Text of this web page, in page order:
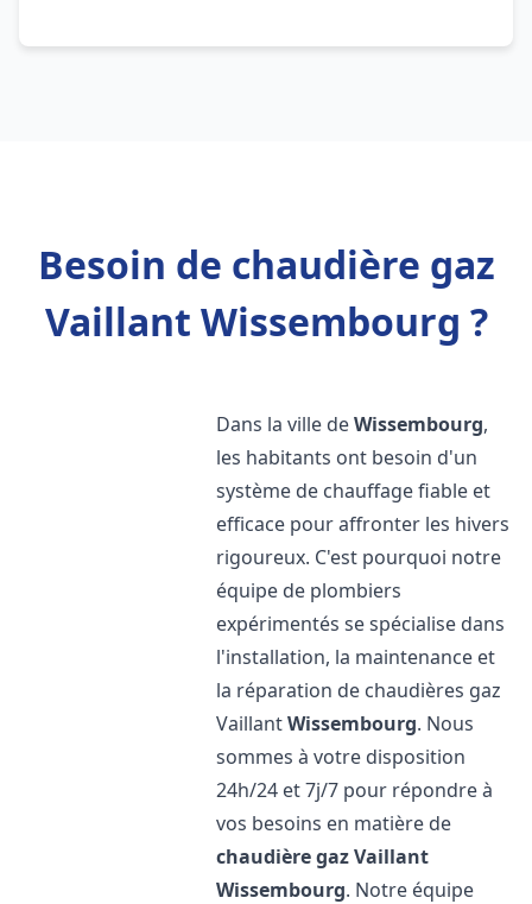
Besoin de chaudière gaz
Vaillant Wissembourg ?
Dans la ville deWissembourg,
les habitants ont besoin d'un
système de chauffage fiable et
efficace pour affronter les hivers
rigoureux. C'est pourquoi notre
équipe de plombiers
expérimentés se spécialise dans
l'installation, la maintenance et
la réparation de chaudières gaz
VaillantWissembourg. Nous
sommes à votre disposition
24h/24 et 7j/7 pour répondre à
vos besoins en matière de
chaudière gaz Vaillant
Wissembourg. Notre équipe